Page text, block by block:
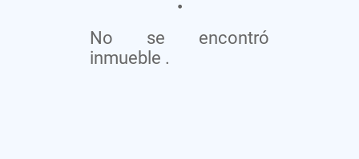
No se encontró
inmueble .